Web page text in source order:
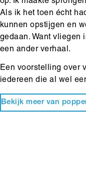
Als ik het toen écht
kunnen opstijgen en
gedaan. Want
een ander verhaal.
Een voorstelling over
iedereen die al wel
Bekijk meer van